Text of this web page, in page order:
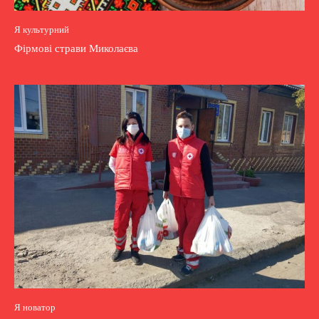
Я культурний
Фірмові страви Миколаєва
Я новатор